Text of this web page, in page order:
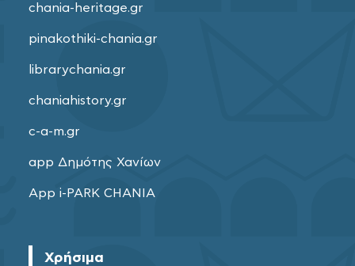
chania-heritage.gr
pinakothiki-chania.gr
librarychania.gr
chaniahistory.gr
c-a-m.gr
app Δημότης Χανίων
App i-PARK CHANIA
Χρήσιμα